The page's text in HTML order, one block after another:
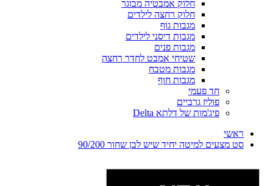
חלוק אמבטיה מבוגר
חלוק רחצה לילדים
מגבות גוף
מגבות דיסני לילדים
מגבות פנים
שטיחי אמבט לחדר רחצה
מגבות מטבח
מגבות חוף
חד פעמי
פוליז גרביים
פיג'מות של דלתא Delta
ראשי
סט מצעים למיטה יחיד שיש לבן שחור 90/200